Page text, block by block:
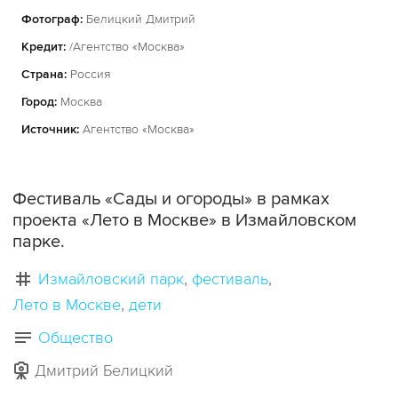
Фотограф: Белицкий Дмитрий
Кредит: /Агентство «Москва»
Страна: Россия
Город: Москва
Источник: Агентство «Москва»
Фестиваль «Сады и огороды» в рамках
проекта «Лето в Москве» в Измайловском
парке.
Измайловский парк фестиваль
Лето в Москве дети
Общество
Дмитрий Белицкий